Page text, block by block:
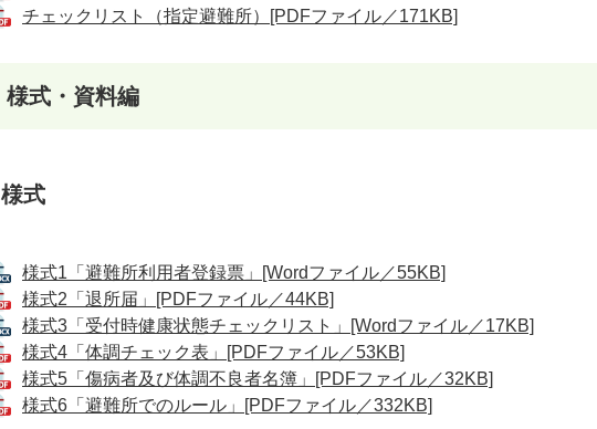
チェックリスト（指定避難所）[PDFファイル／171KB]
様式・資料編
様式
様式1「避難所利用者登録票」[Wordファイル／55KB]
様式2「退所届」[PDFファイル／44KB]
様式3「受付時健康状態チェックリスト」[Wordファイル／17KB]
様式4「体調チェック表」[PDFファイル／53KB]
様式5「傷病者及び体調不良者名簿」[PDFファイル／32KB]
様式6「避難所でのルール」[PDFファイル／332KB]